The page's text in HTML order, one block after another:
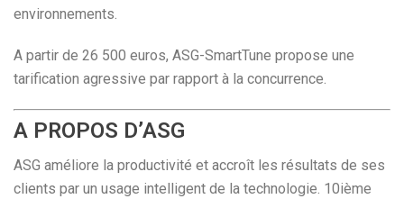
environnements.
A partir de 26 500 euros, ASG-SmartTune propose une
tarification agressive par rapport à la concurrence.
A PROPOS D’ASG
ASG améliore la productivité et accroît les résultats de ses
clients par un usage intelligent de la technologie. 10ième